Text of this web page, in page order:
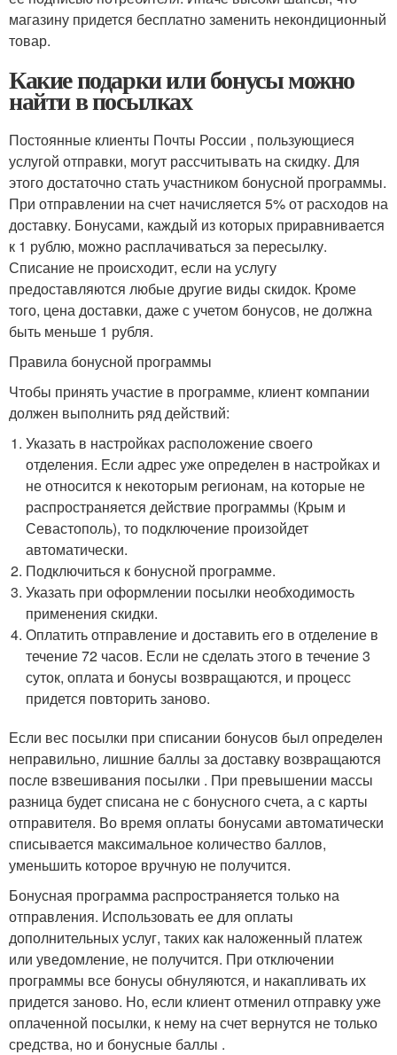
магазину придется бесплатно заменить некондиционный
товар.
Какие подарки или бонусы можно
найти в посылках
Постоянные клиенты Почты России , пользующиеся
услугой отправки, могут рассчитывать на скидку. Для
этого достаточно стать участником бонусной программы.
При отправлении на счет начисляется 5% от расходов на
доставку. Бонусами, каждый из которых приравнивается
к 1 рублю, можно расплачиваться за пересылку.
Списание не происходит, если на услугу
предоставляются любые другие виды скидок. Кроме
того, цена доставки, даже с учетом бонусов, не должна
быть меньше 1 рубля.
Правила бонусной программы
Чтобы принять участие в программе, клиент компании
должен выполнить ряд действий:
Указать в настройках расположение своего
отделения. Если адрес уже определен в настройках и
не относится к некоторым регионам, на которые не
распространяется действие программы (Крым и
Севастополь), то подключение произойдет
автоматически.
Подключиться к бонусной программе.
Указать при оформлении посылки необходимость
применения скидки.
Оплатить отправление и доставить его в отделение в
течение 72 часов. Если не сделать этого в течение 3
суток, оплата и бонусы возвращаются, и процесс
придется повторить заново.
Если вес посылки при списании бонусов был определен
неправильно, лишние баллы за доставку возвращаются
после взвешивания посылки . При превышении массы
разница будет списана не с бонусного счета, а с карты
отправителя. Во время оплаты бонусами автоматически
списывается максимальное количество баллов,
уменьшить которое вручную не получится.
Бонусная программа распространяется только на
отправления. Использовать ее для оплаты
дополнительных услуг, таких как наложенный платеж
или уведомление, не получится. При отключении
программы все бонусы обнуляются, и накапливать их
придется заново. Но, если клиент отменил отправку уже
оплаченной посылки, к нему на счет вернутся не только
средства, но и бонусные баллы .